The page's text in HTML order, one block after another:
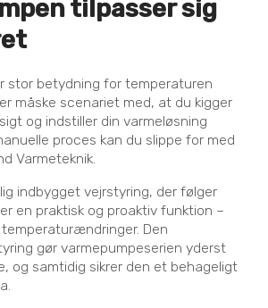
tilpasser sig
stor betydning for temperaturen
måske scenariet med, at du kigger
og indstiller din varmeløsning
proces kan du slippe for med
Varmeteknik.
indbygget vejrstyring, der følger
en praktisk og proaktiv funktion –
Den
gør varmepumpeserien yderst
og samtidig sikrer den et behageligt